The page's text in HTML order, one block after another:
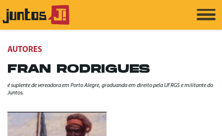
AUTORES
FRAN RODRIGUES
é suplente de vereadora em Porto Alegre, graduanda em direito pela UFRGS e militante do
Juntos.